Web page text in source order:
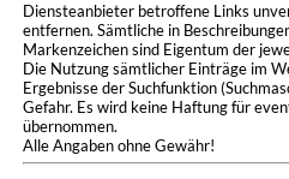
Diensteanbieter betroffene Links
entfernen. Sämtliche in
Markenzeichen sind Eigentum der
Die Nutzung sämtlicher Einträge im
Ergebnisse der Suchfunktion
Gefahr. Es wird keine Haftung für
übernommen.
Alle Angaben ohne Gewähr!